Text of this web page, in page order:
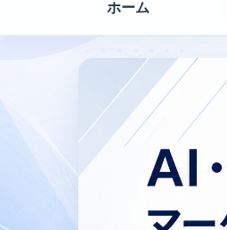
ホーム